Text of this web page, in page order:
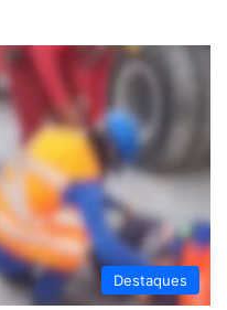
Destaques